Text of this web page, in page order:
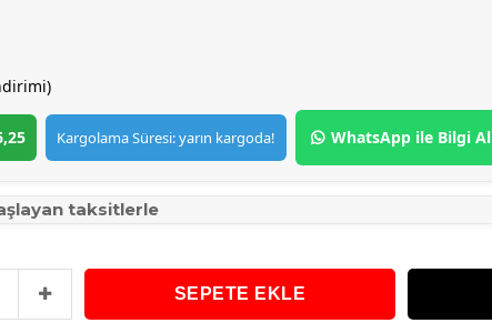
Kargolama Süresi: yarın kargoda! WhatsApp ile Bilgi Al
taksitlerle